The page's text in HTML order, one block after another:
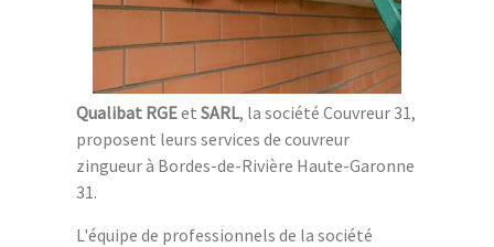
Qualibat RGEet SARL, la société Couvreur 31,
proposent leurs services de couvreur
zingueur à Bordes-de-Rivière Haute-Garonne
31.
L'équipe de professionnels de la société